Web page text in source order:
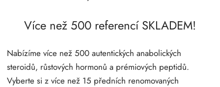
Více než 500 referencí SKLADEM!
Nabízíme více než 500 autentických anabolických
steroidů, růstových hormonů a prémiových peptidů.
Vyberte si z více než 15 předních renomovaných